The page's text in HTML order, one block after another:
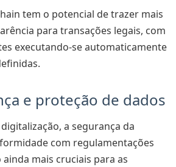
tem o potencial de trazer mais
para transações legais, com
executando-se automaticamente
e proteção de dados
a segurança da
com regulamentações
ainda mais cruciais para as